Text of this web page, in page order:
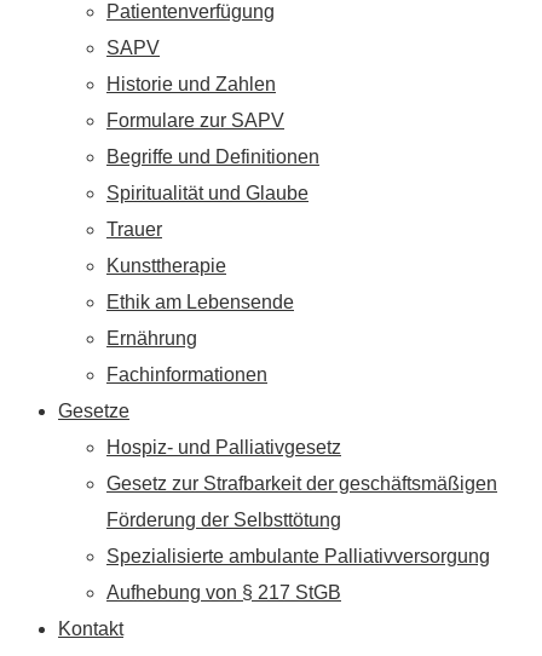
Patientenverfügung
SAPV
Historie und Zahlen
Formulare zur SAPV
Begriffe und Definitionen
Spiritualität und Glaube
Trauer
Kunsttherapie
Ethik am Lebensende
Ernährung
Fachinformationen
Gesetze
Hospiz- und Palliativgesetz
Gesetz zur Strafbarkeit der geschäftsmäßigen
Förderung der Selbsttötung
Spezialisierte ambulante Palliativversorgung
Aufhebung von § 217 StGB
Kontakt